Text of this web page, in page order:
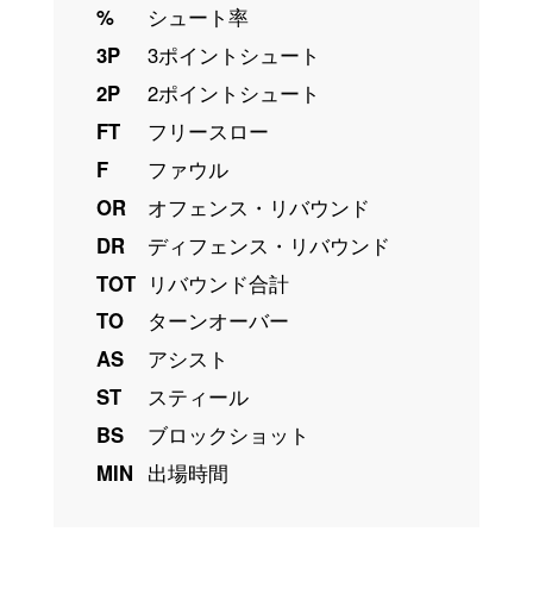
%
シュート率
3P
3ポイントシュート
2P
2ポイントシュート
FT
フリースロー
F
ファウル
OR
オフェンス・リバウンド
DR
ディフェンス・リバウンド
TOT リバウンド合計
TO
ターンオーバー
AS
アシスト
ST
スティール
BS
ブロックショット
MIN 出場時間